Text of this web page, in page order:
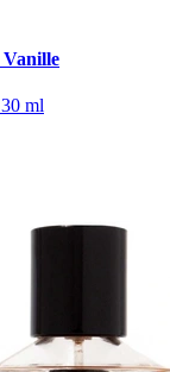
Vanille
ml